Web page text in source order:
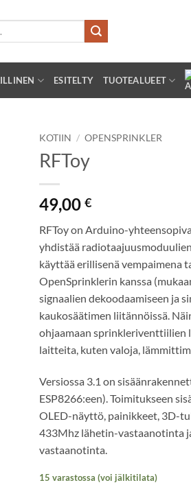
ESITELTY TUOTEALUEET
KOTIIN / OPENSPRINKLER
RFToy
49,00 €
RFToy on Arduino-
yhdistää
käyttää erillisenä vempaimena
OpenSprinklerin kanssa
signaalien dekoodaamiseen ja
kaukosäätimen liitännöissä.
ohjaamaan sprinkleriventtiilien
laitteita, kuten valoja,
Versiossa 3.1 on
ESP8266:een). Toimitukseen
OLED-näyttö, painikkeet, 3D-
433Mhz lähetin-vastaanotinta
vastaanotinta.
15 varastossa (voi jälkitilata)